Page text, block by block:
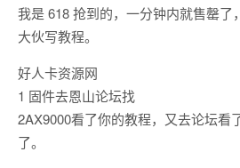
我是 618 抢到的，一分钟内就售罄了
大伙写教程。
好人卡资源网
1 固件去恩山论坛找
2AX9000看了你的教程，又去论坛看
了。